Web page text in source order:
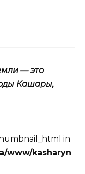
— это
Кашары,
in
www/kasharyn